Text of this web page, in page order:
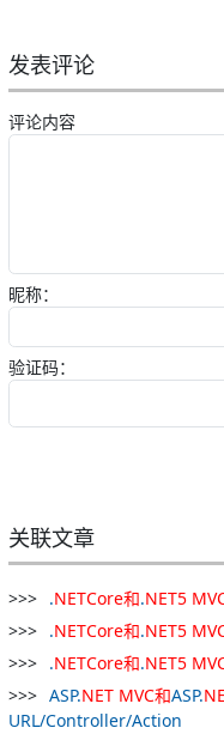
发表评论
评论内容
昵称：
验证码：
关联文章
.NETCore和.NET5
.NETCore和.NET5
.NETCore和.NET5
ASP.NET MVC和ASP.
URL/Controller/Action